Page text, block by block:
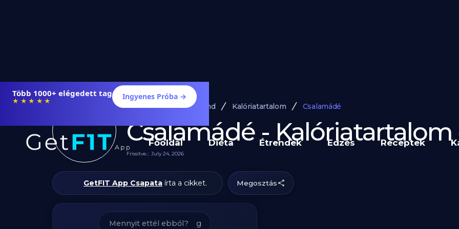
Étrendek, receptek és edzéstervek
★★★★★ Ingyenes Próba →
Főoldal Diéta Étrendek Edzés Receptek
Diéta és Étrend Kalóriatartalom Csalamádé
Csalamádé -
Frissítve.: July 24, 2026
GetFIT App Csapata írta a cikket. Megosztás
g